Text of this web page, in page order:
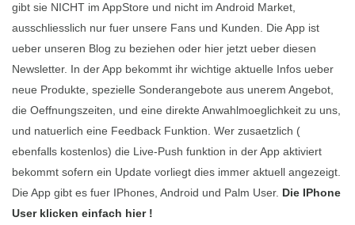
gibt sie NICHT im AppStore und nicht im Android Market,
ausschliesslich nur fuer unsere Fans und Kunden. Die App ist
ueber unseren Blog zu beziehen oder hier jetzt ueber diesen
Newsletter. In der App bekommt ihr wichtige aktuelle Infos ueber
neue Produkte, spezielle Sonderangebote aus unerem Angebot,
die Oeffnungszeiten, und eine direkte Anwahlmoeglichkeit zu uns,
und natuerlich eine Feedback Funktion. Wer zusaetzlich (
ebenfalls kostenlos) die Live-Push funktion in der App aktiviert
bekommt sofern ein Update vorliegt dies immer aktuell angezeigt.
Die App gibt es fuer IPhones, Android und Palm User. Die IPhone
User klicken einfach hier !